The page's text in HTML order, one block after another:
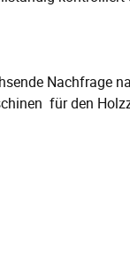
Nachfrage
für den